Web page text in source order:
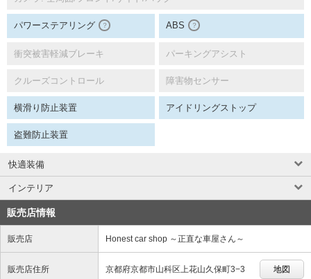
パワーステアリング ？ ABS ？
衝突被害軽減ブレーキ パーキングアシスト
クルーズコントロール 障害物センサー
横滑り防止装置 アイドリングストップ
盗難防止装置
快適装備
インテリア
販売店情報
販売店 Honest car shop ～正直な車屋さん～
販売店住所 京都府京都市山科区上花山久保町3−3 地図